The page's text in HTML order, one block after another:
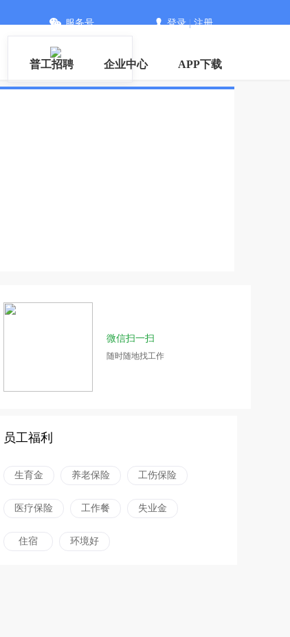
服务号 登录|注册
普工招聘 企业中心 APP下载
微信扫一扫
随时随地找工作
员工福利
生育金 养老保险 工伤保险
医疗保险 工作餐 失业金
住宿 环境好